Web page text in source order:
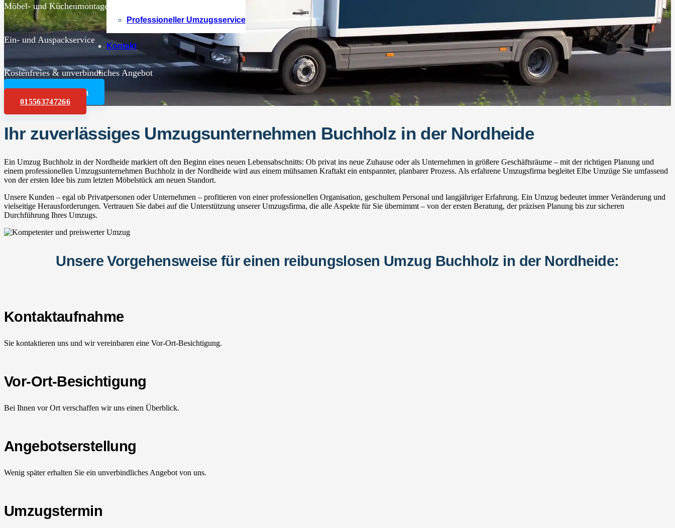
Professioneller Umzugsservice
Kontakt
Möbel- und Küchenmontagen
Ein- und Auspackservice
Kostenfreies & unverbindliches Angebot
Angebot anfordern
015563747266
Ihr zuverlässiges Umzugsunternehmen Buchholz in der Nordheide
Ein Umzug Buchholz in der Nordheide markiert oft den Beginn eines neuen Lebensabschnitts: Ob privat ins neue Zuhause oder als Unternehmen in größere Geschäftsräume – mit der richtigen Planung und
einem professionellen Umzugsunternehmen Buchholz in der Nordheide wird aus einem mühsamen Kraftakt ein entspannter, planbarer Prozess. Als erfahrene Umzugsfirma begleitet Elbe Umzüge Sie umfassend
von der ersten Idee bis zum letzten Möbelstück am neuen Standort.
Unsere Kunden – egal ob Privatpersonen oder Unternehmen – profitieren von einer professionellen Organisation, geschultem Personal und langjähriger Erfahrung. Ein Umzug bedeutet immer Veränderung und
vielseitige Herausforderungen. Vertrauen Sie dabei auf die Unterstützung unserer Umzugsfirma, die alle Aspekte für Sie übernimmt – von der ersten Beratung, der präzisen Planung bis zur sicheren
Durchführung Ihres Umzugs.
Unsere Vorgehensweise für einen reibungslosen Umzug Buchholz in der Nordheide:
Kontaktaufnahme
Sie kontaktieren uns und wir vereinbaren eine Vor-Ort-Besichtigung.
Vor-Ort-Besichtigung
Bei Ihnen vor Ort verschaffen wir uns einen Überblick.
Angebotserstellung
Wenig später erhalten Sie ein unverbindliches Angebot von uns.
Umzugstermin